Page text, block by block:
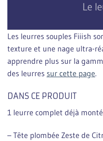
Le
Les leurres souples Fiiish
texture et une nage ultra-
apprendre plus sur la
des leurres sur cette page.
DANS CE PRODUIT
1 leurre complet déjà
– Tête plombée Zeste de